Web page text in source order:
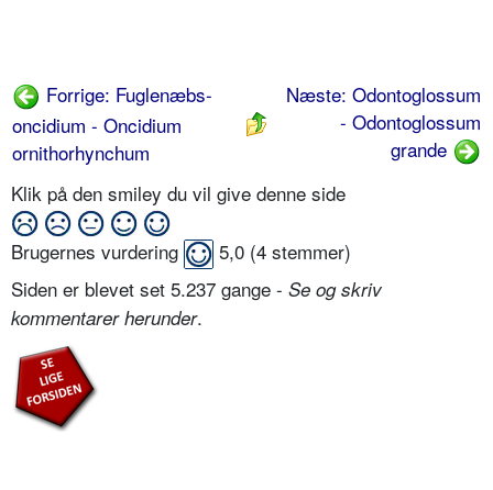
Forrige: Fuglenæbs-
oncidium - Oncidium
ornithorhynchum
Næste: Odontoglossum
- Odontoglossum
grande
Klik på den smiley du vil give denne side
Brugernes vurdering 5,0 (4 stemmer)
Siden er blevet set 5.237 gange - Se og skriv
kommentarer herunder.